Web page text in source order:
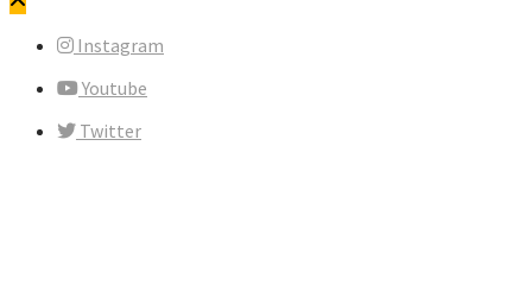
Instagram
Youtube
Twitter